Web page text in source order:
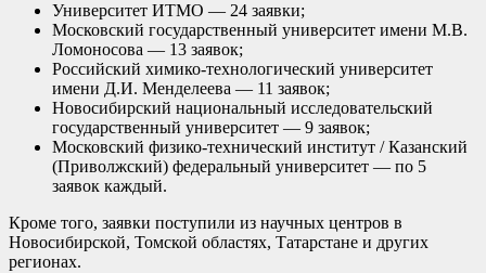
Университет ИТМО — 24 заявки;
Московский государственный университет имени М.В.
Ломоносова — 13 заявок;
Российский химико-технологический университет
имени Д.И. Менделеева — 11 заявок;
Новосибирский национальный исследовательский
государственный университет — 9 заявок;
Московский физико-технический институт / Казанский
(Приволжский) федеральный университет — по 5
заявок каждый.
Кроме того, заявки поступили из научных центров в
Новосибирской, Томской областях, Татарстане и других
регионах.